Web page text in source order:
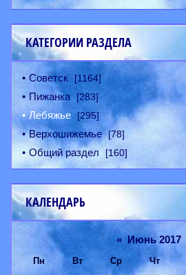
КАТЕГОРИИ РАЗДЕЛА
Советск [1164]
Пижанка [283]
Лебяжье [295]
Верхошижемье [78]
Общий раздел [160]
КАЛЕНДАРЬ
« Июнь 2017
Пн Вт Ср Чт